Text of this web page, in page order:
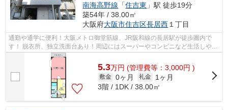
南海高野線 「住吉東 」駅 徒歩19分
築54年 / 38.00㎡
大阪府大阪市住吉区長居西 １丁目
通勤や通学に便利！大阪メトロ御堂筋線、JR阪和線の長居駅が徒歩圏内で
す！ 脱衣所、独立洗面台あり！周辺にはスーパーやコンビニなど生活しやす
い環境です！ ■□■□■□■□■□■□■□■□■□■□■...
5.3万円 (管理費等：3,000円 )
敷金 0ヶ月 礼金
1ヶ月
3階 / 1DK / 38.00㎡